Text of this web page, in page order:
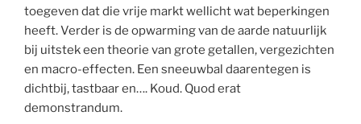
toegeven dat die vrije markt wellicht wat beperkingen
heeft. Verder is de opwarming van de aarde natuurlijk
bij uitstek een theorie van grote getallen, vergezichten
en macro-effecten. Een sneeuwbal daarentegen is
dichtbij, tastbaar en…. Koud. Quod erat
demonstrandum.